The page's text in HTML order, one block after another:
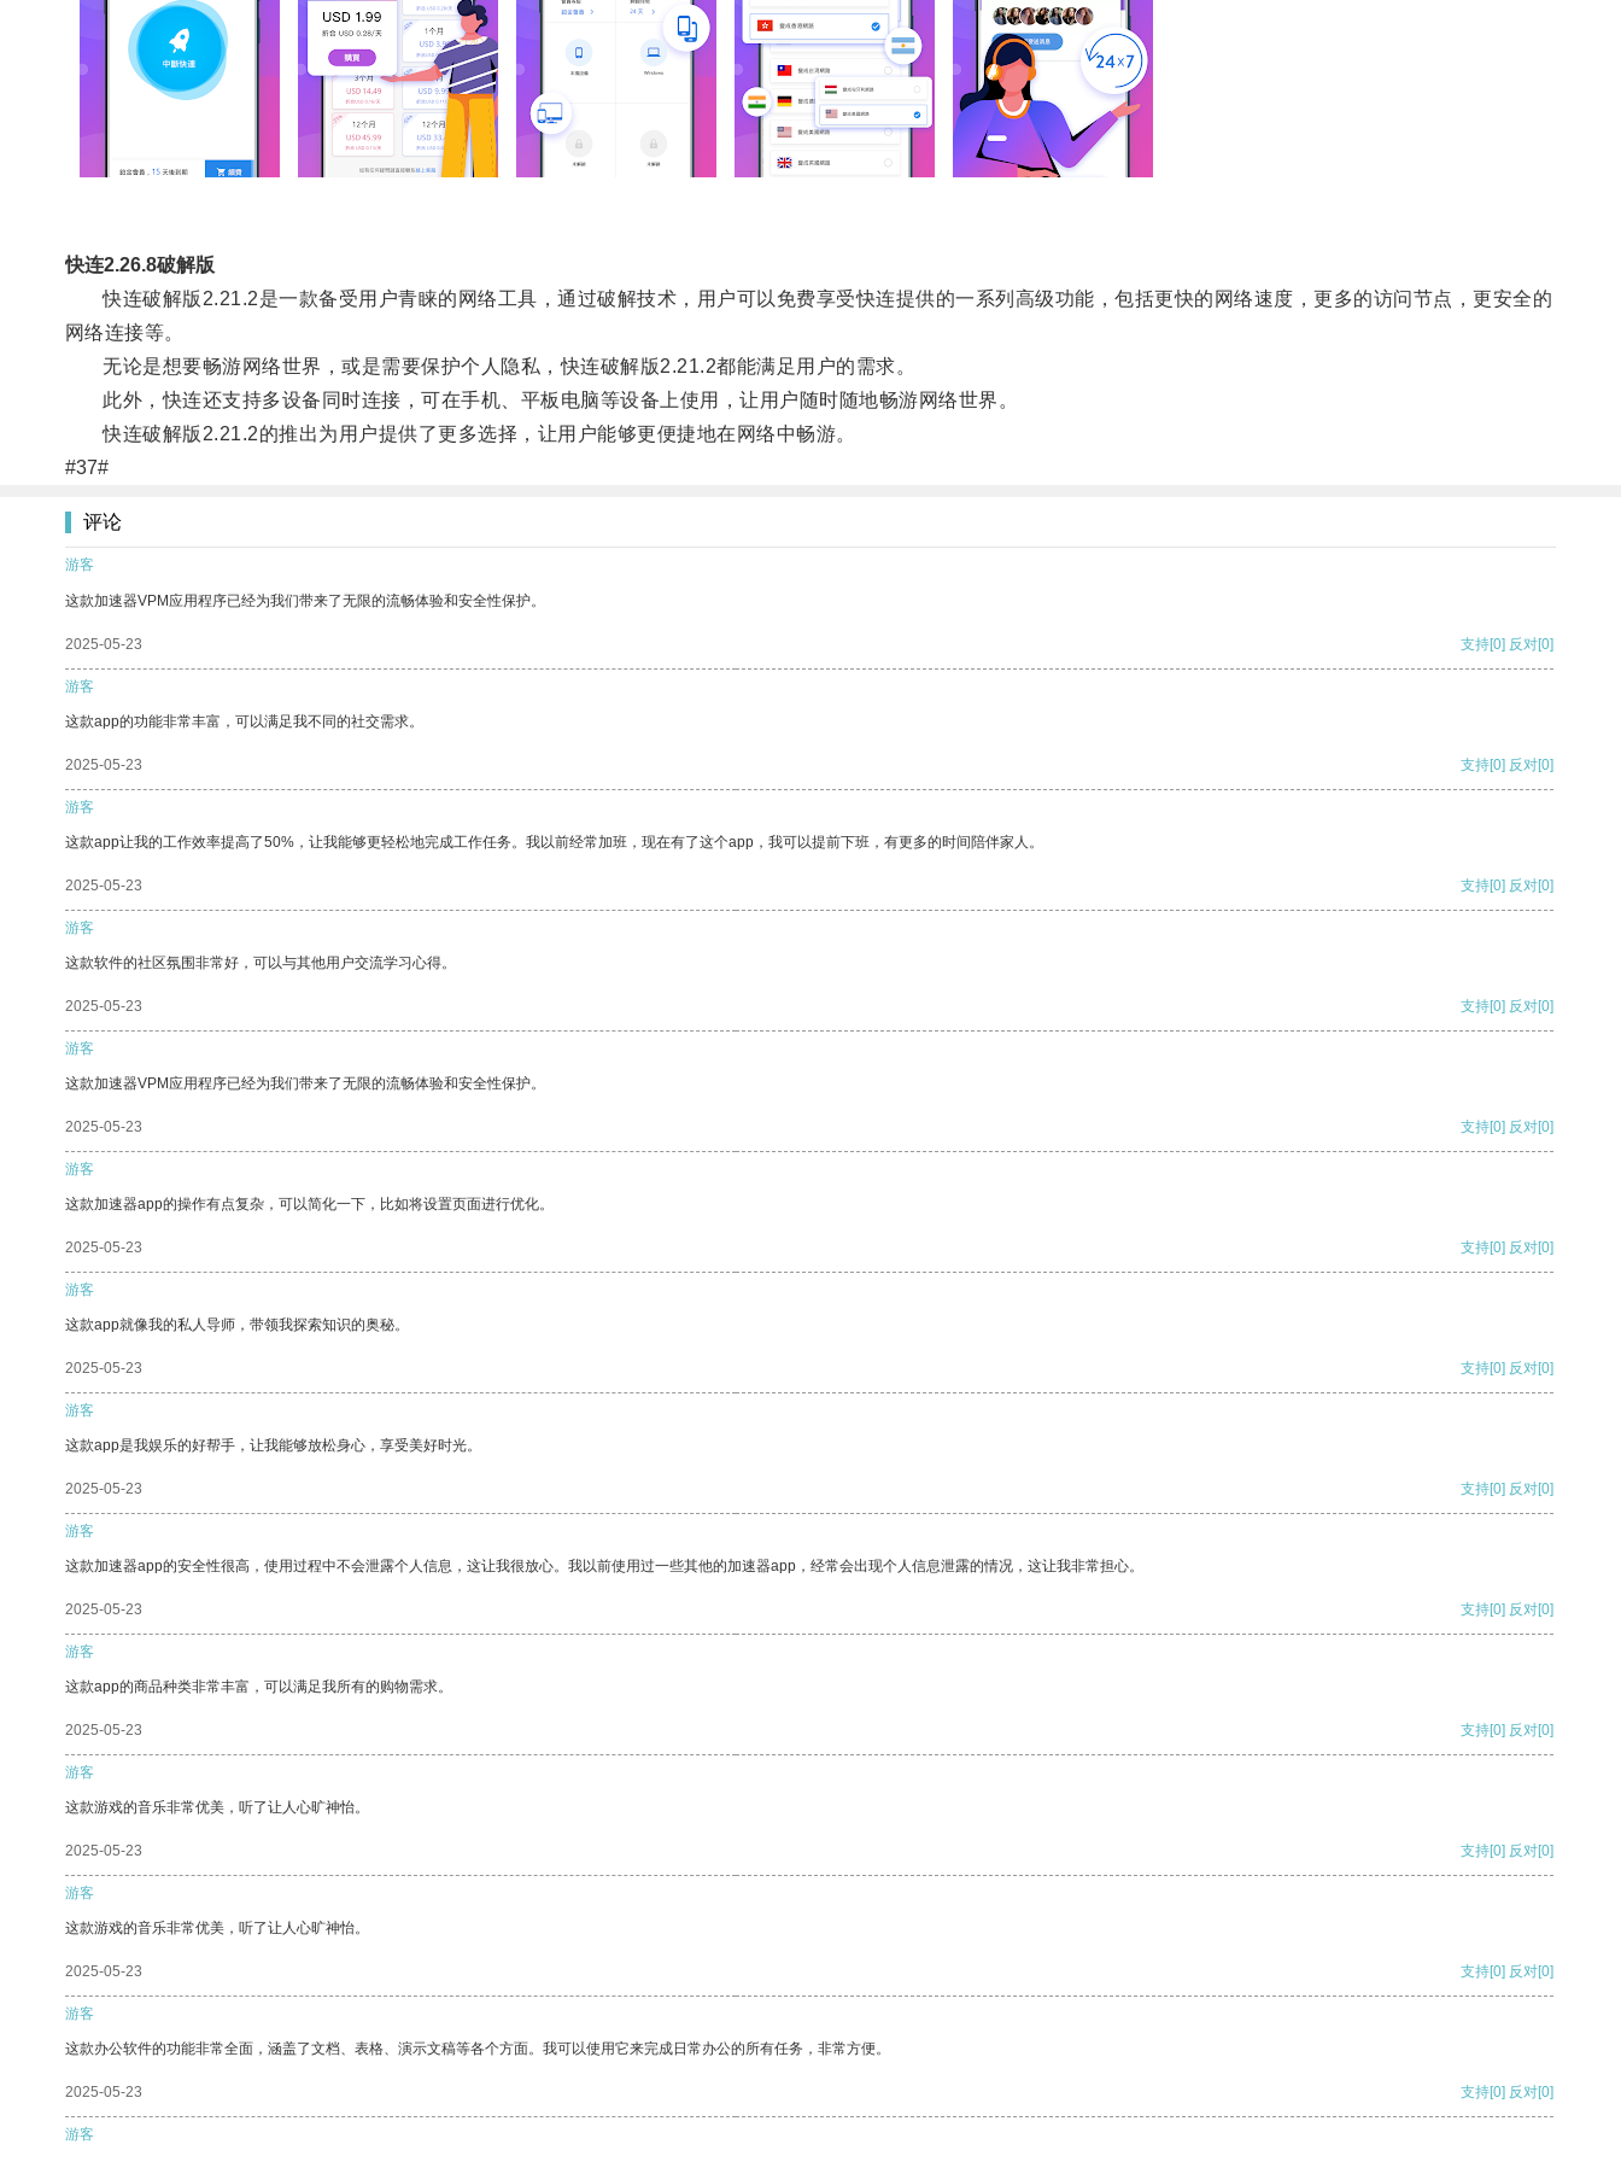
快连2.26.8破解版
快连破解版2.21.2是一款备受用户青睐的网络工具，通过破解技术，用户可以免费享受快连提供的一系列高级功能，包括更快的网络速度，更多的访问节点，更安全的
网络连接等。
无论是想要畅游网络世界，或是需要保护个人隐私，快连破解版2.21.2都能满足用户的需求。
此外，快连还支持多设备同时连接，可在手机、平板电脑等设备上使用，让用户随时随地畅游网络世界。
快连破解版2.21.2的推出为用户提供了更多选择，让用户能够更便捷地在网络中畅游。
#37#
评论
游客
这款加速器VPM应用程序已经为我们带来了无限的流畅体验和安全性保护。
2025-05-23 支持[0] 反对[0]
游客
这款app的功能非常丰富，可以满足我不同的社交需求。
2025-05-23 支持[0] 反对[0]
游客
这款app让我的工作效率提高了50%，让我能够更轻松地完成工作任务。我以前经常加班，现在有了这个app，我可以提前下班，有更多的时间陪伴家人。
2025-05-23 支持[0] 反对[0]
游客
这款软件的社区氛围非常好，可以与其他用户交流学习心得。
2025-05-23 支持[0] 反对[0]
游客
这款加速器VPM应用程序已经为我们带来了无限的流畅体验和安全性保护。
2025-05-23 支持[0] 反对[0]
游客
这款加速器app的操作有点复杂，可以简化一下，比如将设置页面进行优化。
2025-05-23 支持[0] 反对[0]
游客
这款app就像我的私人导师，带领我探索知识的奥秘。
2025-05-23 支持[0] 反对[0]
游客
这款app是我娱乐的好帮手，让我能够放松身心，享受美好时光。
2025-05-23 支持[0] 反对[0]
游客
这款加速器app的安全性很高，使用过程中不会泄露个人信息，这让我很放心。我以前使用过一些其他的加速器app，经常会出现个人信息泄露的情况，这让我非常担心。
2025-05-23 支持[0] 反对[0]
游客
这款app的商品种类非常丰富，可以满足我所有的购物需求。
2025-05-23 支持[0] 反对[0]
游客
这款游戏的音乐非常优美，听了让人心旷神怡。
2025-05-23 支持[0] 反对[0]
游客
这款游戏的音乐非常优美，听了让人心旷神怡。
2025-05-23 支持[0] 反对[0]
游客
这款办公软件的功能非常全面，涵盖了文档、表格、演示文稿等各个方面。我可以使用它来完成日常办公的所有任务，非常方便。
2025-05-23 支持[0] 反对[0]
游客